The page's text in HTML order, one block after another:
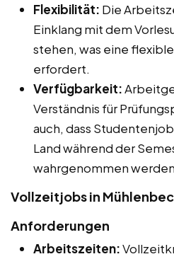
Flexibilität: Die
Einklang mit dem
stehen, was eine
erfordert.
Verfügbarkeit:
Verständnis für
auch, dass
Land während der
wahrgenommen
Vollzeitjobs in
Anforderungen
Arbeitszeiten: